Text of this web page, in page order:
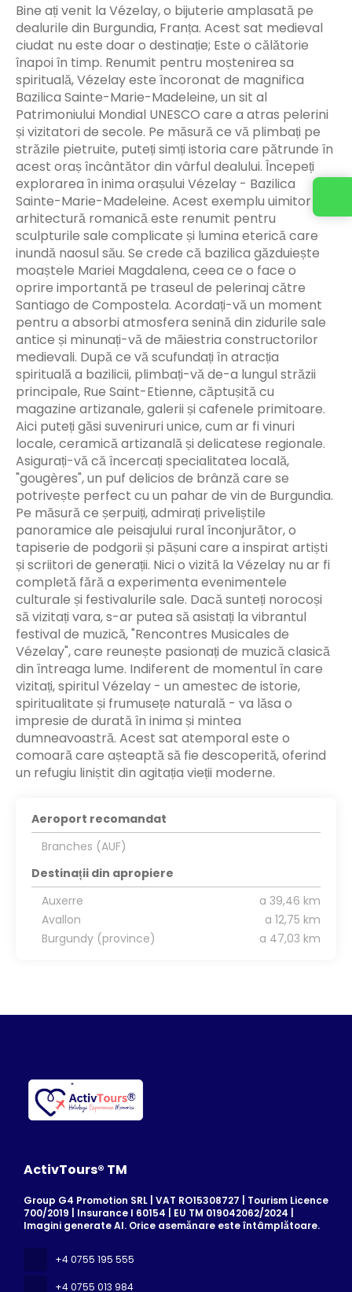
Bine ați venit la Vézelay, o bijuterie amplasată pe
dealurile din Burgundia, Franța. Acest sat medieval
ciudat nu este doar o destinație; Este o călătorie
înapoi în timp. Renumit pentru moștenirea sa
spirituală, Vézelay este încoronat de magnifica
Bazilica Sainte-Marie-Madeleine, un sit al
Patrimoniului Mondial UNESCO care a atras pelerini
și vizitatori de secole. Pe măsură ce vă plimbați pe
străzile pietruite, puteți simți istoria care pătrunde în
acest oraș încântător din vârful dealului. Începeți
explorarea în inima orașului Vézelay - Bazilica
Sainte-Marie-Madeleine. Acest exemplu uimitor de
arhitectură romanică este renumit pentru
sculpturile sale complicate și lumina eterică care
inundă naosul său. Se crede că bazilica găzduiește
moaștele Mariei Magdalena, ceea ce o face o
oprire importantă pe traseul de pelerinaj către
Santiago de Compostela. Acordați-vă un moment
pentru a absorbi atmosfera senină din zidurile sale
antice și minunați-vă de măiestria constructorilor
medievali. După ce vă scufundați în atracția
spirituală a bazilicii, plimbați-vă de-a lungul străzii
principale, Rue Saint-Etienne, căptușită cu
magazine artizanale, galerii și cafenele primitoare.
Aici puteți găsi suveniruri unice, cum ar fi vinuri
locale, ceramică artizanală și delicatese regionale.
Asigurați-vă că încercați specialitatea locală,
"gougères", un puf delicios de brânză care se
potrivește perfect cu un pahar de vin de Burgundia.
Pe măsură ce șerpuiți, admirați priveliștile
panoramice ale peisajului rural înconjurător, o
tapiserie de podgorii și pășuni care a inspirat artiști
și scriitori de generații. Nici o vizită la Vézelay nu ar fi
completă fără a experimenta evenimentele
culturale și festivalurile sale. Dacă sunteți norocoși
să vizitați vara, s-ar putea să asistați la vibrantul
festival de muzică, "Rencontres Musicales de
Vézelay", care reunește pasionați de muzică clasică
din întreaga lume. Indiferent de momentul în care
vizitați, spiritul Vézelay - un amestec de istorie,
spiritualitate și frumusețe naturală - va lăsa o
impresie de durată în inima și mintea
dumneavoastră. Acest sat atemporal este o
comoară care așteaptă să fie descoperită, oferind
un refugiu liniștit din agitația vieții moderne.
Aeroport recomandat
Branches (AUF)
Destinații din apropiere
Auxerre
a 39,46 km
Avallon
a 12,75 km
Burgundy (province)
a 47,03 km
ActivTours® TM
Group G4 Promotion SRL | VAT RO15308727 | Tourism Licence
700/2019 | Insurance I 60154 | EU TM 019042062/2024 |
Imagini generate AI. Orice asemănare este întâmplătoare.
+4 0755 195 555
+4 0755 013 984